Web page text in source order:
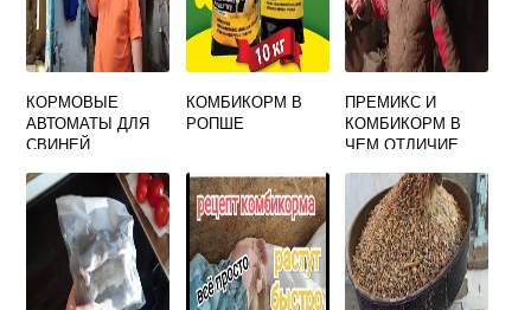
КОРМОВЫЕ
АВТОМАТЫ ДЛЯ
СВИНЕЙ
КОМБИКОРМ В
РОПШЕ
ПРЕМИКС И
КОМБИКОРМ В
ЧЕМ ОТЛИЧИЕ